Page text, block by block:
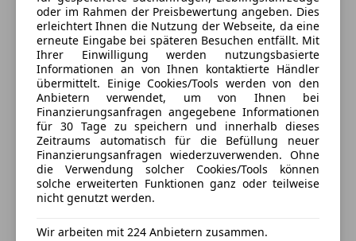
Anbieter kontaktieren
Deine Nachricht
oder im Rahmen der Preisbewertung angeben. Dies
erleichtert Ihnen die Nutzung der Webseite, da eine
erneute Eingabe bei späteren Besuchen entfällt. Mit
Ihrer Einwilligung werden nutzungsbasierte
Informationen an von Ihnen kontaktierte Händler
übermittelt. Einige Cookies/Tools werden von den
Anbietern verwendet, um von Ihnen bei
Finanzierungsanfragen angegebene Informationen
für 30 Tage zu speichern und innerhalb dieses
Zeitraums automatisch für die Befüllung neuer
Finanzierungsanfragen wiederzuverwenden. Ohne
die Verwendung solcher Cookies/Tools können
solche erweiterten Funktionen ganz oder teilweise
nicht genutzt werden.
Wir arbeiten mit 224 Anbietern zusammen.